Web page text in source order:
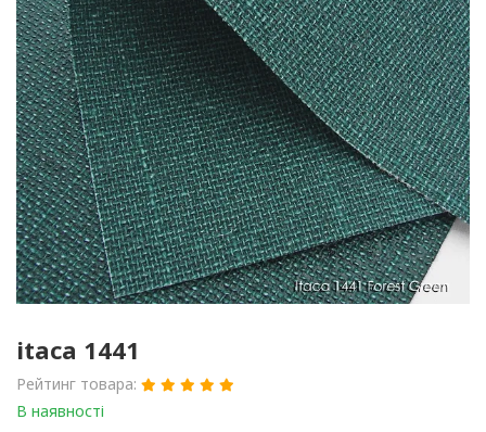
itaca 1441
Рейтинг товара:
В наявності